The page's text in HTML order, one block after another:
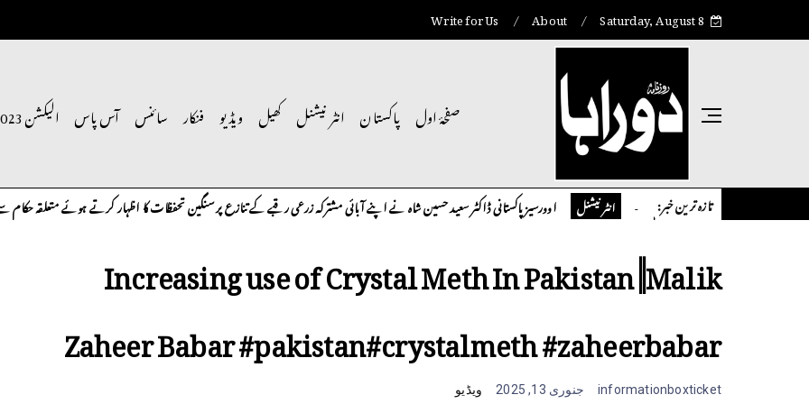
Saturday, August 8
About
Write for Us
صفحۂ اول پاکستان انٹر نیشنل کھیل ویڈیو فنکار سائنس آس پاس الیکشن 2023
تازہ ترین خبر:
چوہدری افضل کالم انٹر نیشنل اوورسیز پاکستانی ڈاکٹر سعید حسین شاہ نے اپنے آبائی مشترکہ زرعی رقبے کے تنازع پر سنگین تحفظات کا اظہار کرتے ہوئے متعلقہ حکام سے
Increasing use of Crystal Meth In Pakistan ||Malik
Zaheer Babar #pakistan#crystalmeth #zaheerbabar
informationboxticket جنوری 13, 2025 ویڈیو